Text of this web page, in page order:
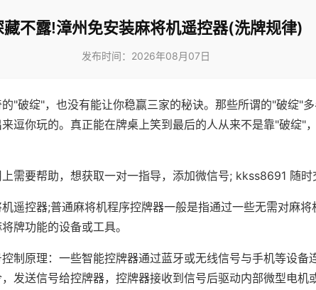
藏不露!漳州免安装麻将机遥控器(洗牌规律)
发布时间：2026年08月07日
"破绽"，也没有能让你稳赢三家的秘诀。那些所谓的"破绽"
逗你玩的。真正能在牌桌上笑到最后的人从来不是靠"破绽"
需要帮助，想获取一对一指导，添加微信号; kkss8691 随时
遥控器;普通麻将机程序控牌器一般是指通过一些无需对麻
牌功能的设备或工具。
制原理：一些智能控牌器通过蓝牙或无线信号与手机等设备
发送信号给控牌器，控牌器接收到信号后驱动内部微型电机